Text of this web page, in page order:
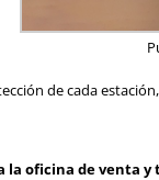
de cada
la oficina de venta